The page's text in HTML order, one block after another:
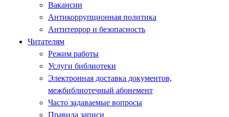
Вакансии
Антикоррупционная политика
Антитеррор и безопасность
Читателям
Режим работы
Услуги библиотеки
Электронная доставка документов,
межбиблиотечный абонемент
Часто задаваемые вопросы
Правила записи